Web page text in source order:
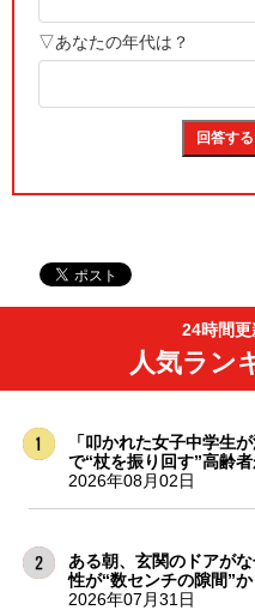
24時間更
人気ラン
「叩かれた女子中学生
で“杖を振り回す”高齢
2026年08月02日
ある朝、玄関のドアが
性が“数センチの隙間”
2026年07月31日